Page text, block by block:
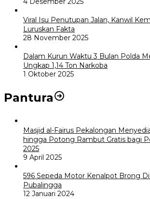
Viral Isu Penutupan Jalan, Kanwil
Luruskan Fakta
28 November 2025
Dalam Kurun Waktu 3 Bulan Polda
Ungkap 1,14 Ton Narkoba
1 Oktober 2025
Pantura
Masjid al-Fairus Pekalongan
hingga Potong Rambut Gratis bagi
2025
9 April 2025
596 Sepeda Motor Kenalpot Brong
Pubalingga
12 Januari 2024